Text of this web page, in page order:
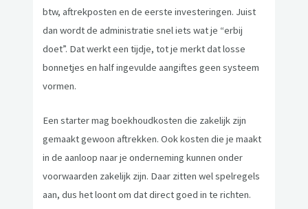
btw, aftrekposten en de eerste investeringen. Juist
dan wordt de administratie snel iets wat je “erbij
doet”. Dat werkt een tijdje, tot je merkt dat losse
bonnetjes en half ingevulde aangiftes geen systeem
vormen.
Een starter mag boekhoudkosten die zakelijk zijn
gemaakt gewoon aftrekken. Ook kosten die je maakt
in de aanloop naar je onderneming kunnen onder
voorwaarden zakelijk zijn. Daar zitten wel spelregels
aan, dus het loont om dat direct goed in te richten.